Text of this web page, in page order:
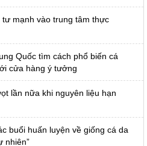
tư mạnh vào trung tâm thực
Quốc tìm cách phổ biến cá
cửa hàng ý tưởng
lần nữa khi nguyên liệu hạn
buổi huấn luyện về giống cá da
nhiên”